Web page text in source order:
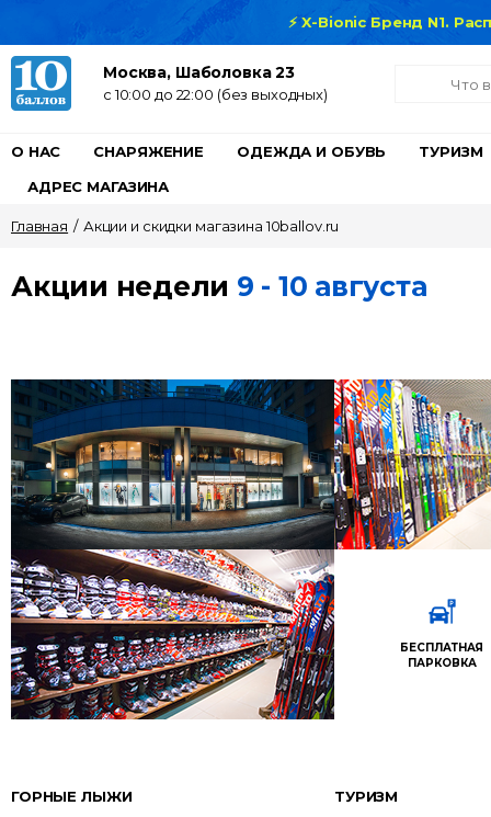
⚡ X-Bionic Бренд N1.
Москва, Шаболовка 23
c 10:00 до 22:00 (без выходных)
О НАС СНАРЯЖЕНИЕ ОДЕЖДА И ОБУВЬ
ТУРИЗМ
АДРЕС МАГАЗИНА
Главная / Акции и скидки магазина 10ballov.ru
Акции недели 9 - 10 августа
БЕСПЛАТНАЯ
ПАРКОВКА
ГОРНЫЕ ЛЫЖИ ТУРИЗМ